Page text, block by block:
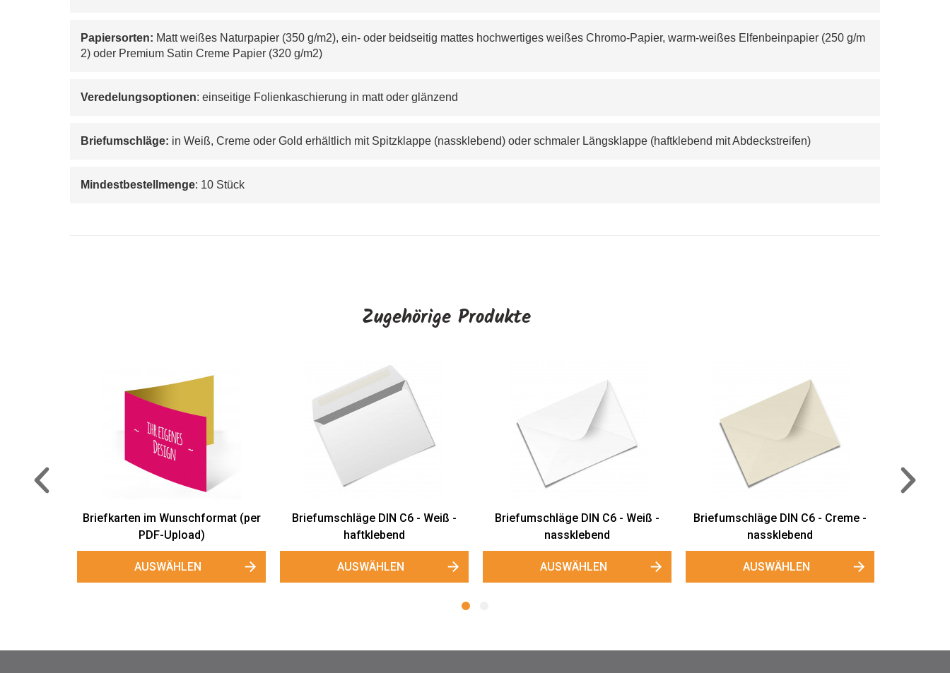
Papiersorten: Matt weißes Naturpapier (350 g/m2), ein- oder beidseitig mattes hochwertiges weißes Chromo-Papier, warm-weißes Elfenbeinpapier (250 g/m
2) oder Premium Satin Creme Papier (320 g/m2)
Veredelungsoptionen: einseitige Folienkaschierung in matt oder glänzend
Briefumschläge: in Weiß, Creme oder Gold erhältlich mit Spitzklappe (nassklebend) oder schmaler Längsklappe (haftklebend mit Abdeckstreifen)
Mindestbestellmenge: 10 Stück
Zugehörige Produkte
Briefumschläge DIN C6 - Weiß -
nassklebend
AUSWÄHLEN
Briefumschläge DIN C6 - Creme -
nassklebend
AUSWÄHLEN
Briefumschläge DIN C6 - Gold -
nassklebend
AUSWÄHLEN
Briefumschläge (bedruckt)
AUSWÄHLEN